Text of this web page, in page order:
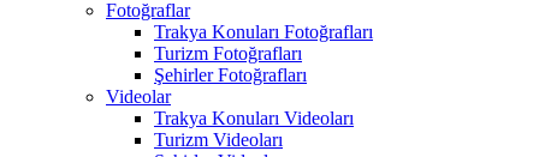
Fotoğraflar
Trakya Konuları Fotoğrafları
Turizm Fotoğrafları
Şehirler Fotoğrafları
Videolar
Trakya Konuları Videoları
Turizm Videoları